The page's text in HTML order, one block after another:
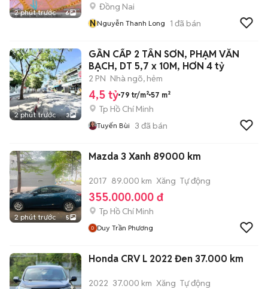
2 phút trước 6
Đồng Nai
NNguyễn Thanh Long 1 đã bán
2 phút trước 3
GẦN CẤP 2 TÂN SƠN, PHẠM VĂN
BẠCH, DT 5,7 x 10M, HƠN 4 tỷ
2 PN Nhà ngõ, hẻm
4,5 tỷ 79 tr/m² 57 m²
Tp Hồ Chí Minh
Tuyến Bùi 3 đã bán
2 phút trước 5
Mazda 3 Xanh 89000 km
2017 89.000 km Xăng Tự động
355.000.000 đ
Tp Hồ Chí Minh
Duy Trần Phương
Honda CRV L 2022 Đen 37.000 km
2022 37.000 km Xăng Tự động